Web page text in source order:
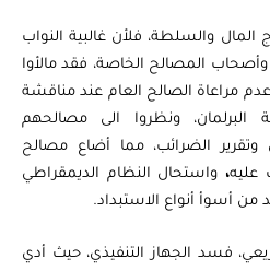
والسلطة، فلأن غالبية النواب
المصالح الخاصة، فقد مالأوا
مراعاة الصالح العام عند مناقشة
البرلمان، ونظروا الى مصالحهم
الضرائب، مما أضاع مصالح
،واستحال النظام الديمقراطي
من أسوأ أنواع الاستبداد.
فسد الجهاز التنفيذي، حيث أدي